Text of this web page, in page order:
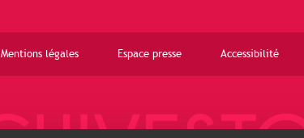
Mentions légales Espace presse Accessibilité